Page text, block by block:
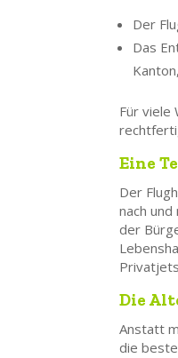
Der
Das
Für viele
Eine
Der
nach
der
Die
Anstatt
die